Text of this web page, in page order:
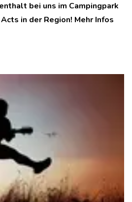
bei uns im Campingpark
in der Region! Mehr Infos